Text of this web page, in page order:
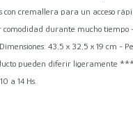
con cremallera para un acceso
comodidad durante mucho
43,5 x 32,5 x 19 cm -
pueden diferir ligeramente
a 14 Hs.